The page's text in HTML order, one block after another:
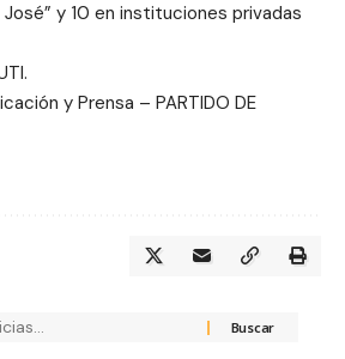
José” y 10 en instituciones privadas
y Prensa – PARTIDO DE